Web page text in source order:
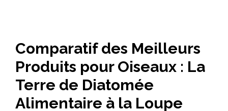
Comparatif des Meilleurs
Produits pour Oiseaux : La
Terre de Diatomée
Alimentaire à la Loupe